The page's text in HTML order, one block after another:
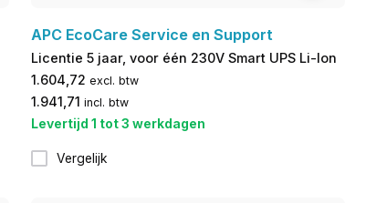
APC EcoCare Service en Support
Licentie 5 jaar, voor één 230V Smart UPS Li-Ion
1.604,72 excl. btw
1.941,71 incl. btw
Levertijd 1 tot 3 werkdagen
Vergelijk